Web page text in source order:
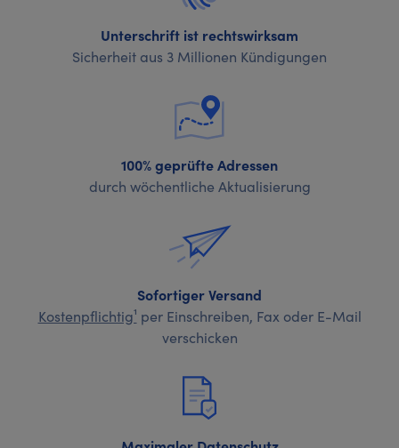
Unterschrift ist rechtswirksam
Sicherheit aus 3 Millionen Kündigungen
100% geprüfte Adressen
durch wöchentliche Aktualisierung
Sofortiger Versand
Kostenpflichtig¹ per Einschreiben, Fax oder E-Mail
verschicken